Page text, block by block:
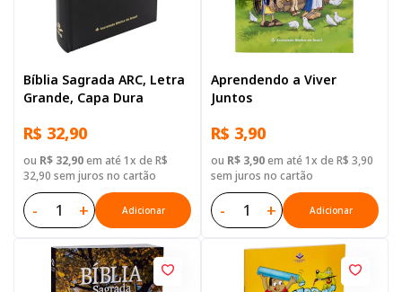
Bíblia Sagrada ARC, Letra
Grande, Capa Dura
R$ 32,90
ou R$ 32,90em até 1x de R$
32,90 sem juros no cartão
- + Adicionar
Aprendendo a Viver
Juntos
R$ 3,90
ou R$ 3,90em até 1x de R$ 3,90
sem juros no cartão
- + Adicionar